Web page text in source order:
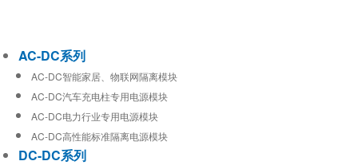
AC-DC系列
AC-DC智能家居、物联网隔离模块
AC-DC汽车充电柱专用电源模块
AC-DC电力行业专用电源模块
AC-DC高性能标准隔离电源模块
DC-DC系列